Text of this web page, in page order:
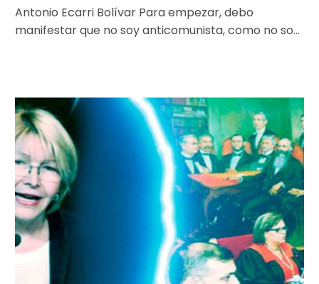
Antonio Ecarri Bolívar Para empezar, debo
manifestar que no soy anticomunista, como no soy
¿Qué
dice
la
sentencia
454
de
la
Sala
Constitucional
del